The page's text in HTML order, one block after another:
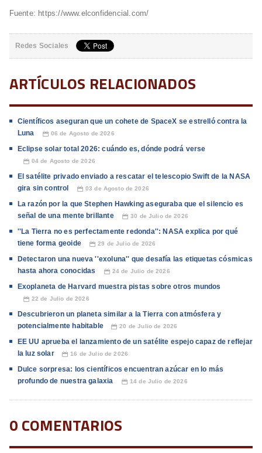
Fuente: https://www.elconfidencial.com/
Redes Sociales
ARTÍCULOS RELACIONADOS
Científicos aseguran que un cohete de SpaceX se estrelló contra la
Luna
📅 06 de Agosto de 2026
Eclipse solar total 2026: cuándo es, dónde podrá verse
📅 04 de Agosto de 2026
El satélite privado enviado a rescatar el telescopio Swift de la NASA
gira sin control
📅 03 de Agosto de 2026
La razón por la que Stephen Hawking aseguraba que el silencio es
señal de una mente brillante
📅 30 de Julio de 2026
''La Tierra no es perfectamente redonda'': NASA explica por qué
tiene forma geoide
📅 29 de Julio de 2026
Detectaron una nueva ''exoluna'' que desafía las etiquetas cósmicas
hasta ahora conocidas
📅 24 de Julio de 2026
Exoplaneta de Harvard muestra pistas sobre otros mundos
📅 22 de Julio de 2026
Descubrieron un planeta similar a la Tierra con atmósfera y
potencialmente habitable
📅 20 de Julio de 2026
EE UU aprueba el lanzamiento de un satélite espejo capaz de reflejar
la luz solar
📅 16 de Julio de 2026
Dulce sorpresa: los científicos encuentran azúcar en lo más
profundo de nuestra galaxia
📅 14 de Julio de 2026
0 COMENTARIOS